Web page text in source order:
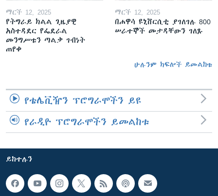
ማርች 12, 2025
የትግራይ ክልል ጊዜያዊ
አስተዳደር የፌደራል
መንግሥቱን ጣልቃ ገብነት
ጠየቀ
ማርች 12, 2025
በሐዋሳ ዩኒቨርሲቲ ያገለገሉ 800
ሠራተኞች መታዳቸውን ገለጹ
ሁሉንም ክፍሎች ይመልከቱ
የቴሌቪዥን ፕሮግራሞችን ይዩ
የራዲዮ ፕሮግራሞችን ይመልከቱ
ይከተሉን